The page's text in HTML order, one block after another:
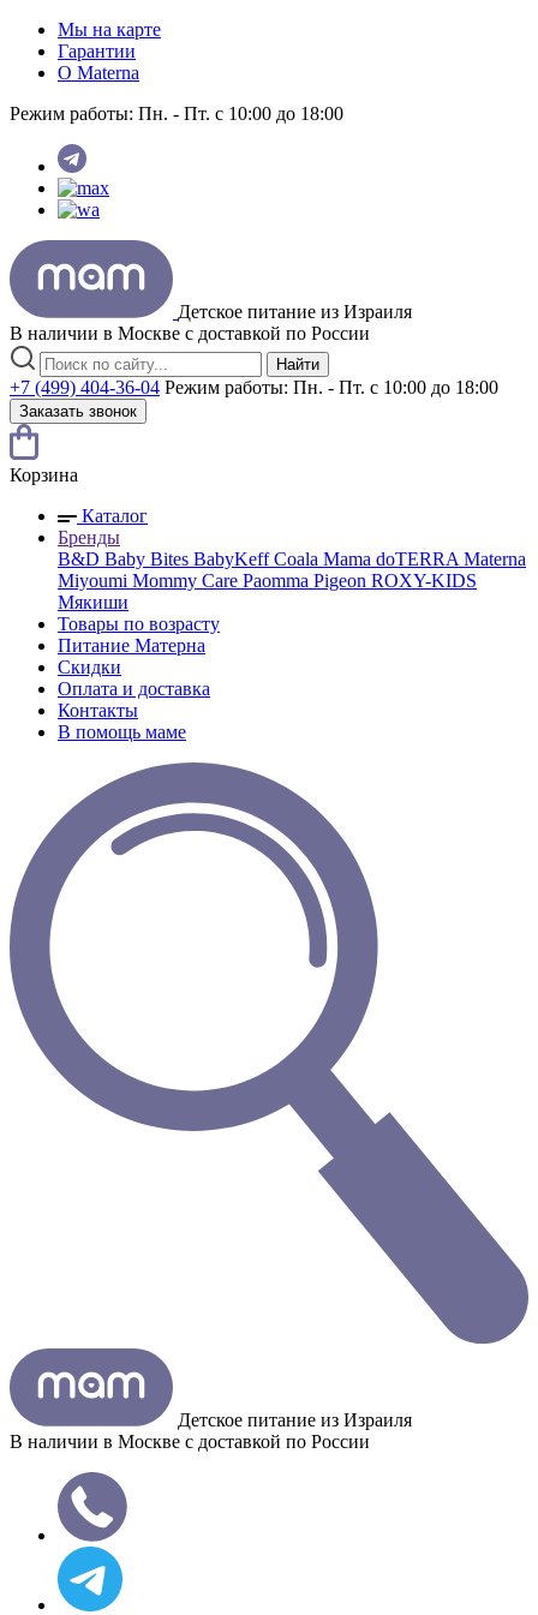
Мы на карте
Гарантии
O Materna
Режим работы: Пн. - Пт. с 10:00 до 18:00
Детское питание из Израиля
В наличии в Москве с доставкой по России
Найти
+7 (499) 404-36-04 Режим работы: Пн. - Пт. с 10:00 до 18:00
Заказать звонок
Корзина
Каталог
Бренды
B&D Baby Bites BabyKeffCoala Mama doTERRA Materna
Miyoumi Mommy Care Paomma Pigeon ROXY-KIDS
Мякиши
Товары по возрасту
Питание Матерна
Скидки
Оплата и доставка
Контакты
В помощь маме
Детское питание из Израиля
В наличии в Москве с доставкой по России